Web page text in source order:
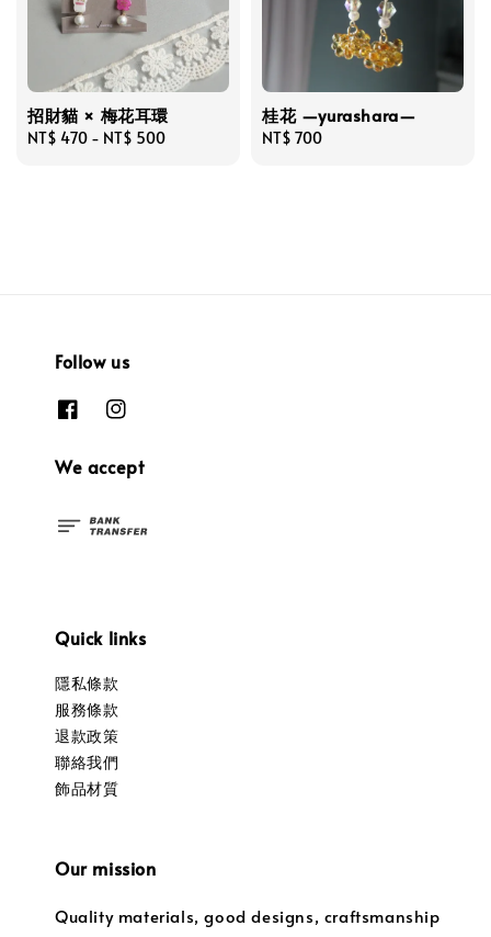
招財貓 × 梅花耳環
Regular
NT$ 470 - NT$ 500
桂花 —yurashara—
Regular
NT$ 700
Follow us
We accept
Quick links
隱私條款
服務條款
退款政策
聯絡我們
飾品材質
Our mission
Quality materials, good designs, craftsmanship